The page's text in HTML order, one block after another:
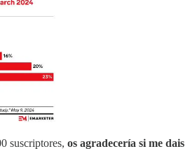
suscriptores, os agradecería si me dais